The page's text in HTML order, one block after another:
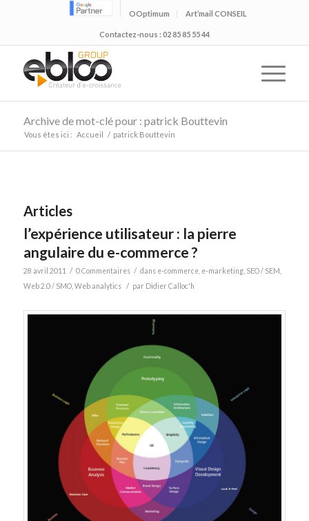
OOptimum Art’mail CONSEIL
Contactez-nous : 02 85 85 55 44
Archive de mot-clé pour : patrick Bouttevin
Vous êtes ici : Accueil / patrick Bouttevin
Articles
l’expérience utilisateur : la pierre
angulaire du e-commerce ?
28 avril 2011 / 0 Commentaires / dans e-commerce, e-marketing, SEO / SEM
Web 2.0 / SMO, Web analytics / par Didier Calloc'h